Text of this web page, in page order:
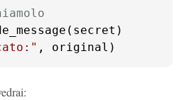
, original)